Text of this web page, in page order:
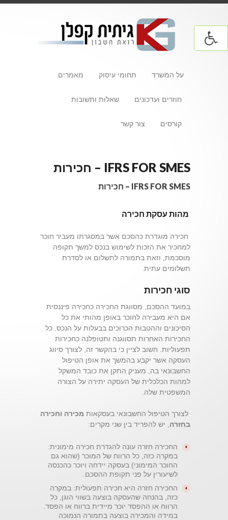
על המשרד תחומי עיסוק מאמרים
חוזרים ועדכונים שאלות ותשובות
קורסים צור קשר
IFRS FOR SMES – חכירות
IFRS FOR SMES – חכירות
מהות עסקת חכירה
חכירה מוגדרת כהסכם אשר במסגרתו מעביר חוכר
למחכיר את הזכות לשימוש בנכס למשך תקופה
מוסכמת, וזאת בתמורה לתשלום או לסדרת
תשלומים עתית.
סוגי חכירות
במועד ההסכם, מסווגת החכירה כחכירה פיננסית
אם היא מעבירה לחוכר באופן מהותי את כל
הסיכונים וההטבות הכרוכים בבעלות על הנכס. כל
החכירות האחרות תסווגנה ותטופלנה כחכירות
תפעוליות. חשוב לציין כי בהקשר זה, לצורך סיווג
העסקה אשר יקבע בהמשך את אופן הטיפול
החשבונאי בה, מעניק התקן את כובד המשקל
למהות הכלכלית של העסקה יתירה על הצורה
המשפטית שלה.
לצורך הטיפול החשבונאי בעסקאות מכירה וחכירה
בחזרה , יש להפריד בין שני מקרים:
החכירה חזרה עונה להגדרת חכירה מימונית:
במקרה כזה, כל הרווח של המוכר (שהוא גם
החוכר המימוני) בעסקה יידחה ויוכר כהכנסה
לשיעורין על פני תקופת ההסכם.
החכירה חזרה היא חכירה תפעולית: במקרה
כזה, בהנחה שהעסקה בוצעה בשווי הוגן, כל
הרווח או ההפסד יוכר מיידית ברווח או הפסד.
במידה והמכירה בוצעה בתמורה הנמוכה